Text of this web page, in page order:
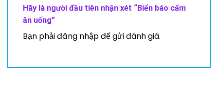
Hãy là người đầu tiên nhận xét “Biển báo cấm
ăn uống”
Bạn phảiđăng nhậpđể gửi đánh giá.